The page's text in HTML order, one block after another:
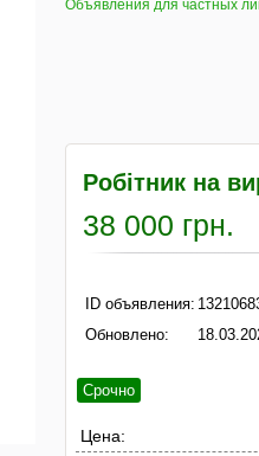
Объявления для частных
Робітник на
38 000 грн.
ID объявления:
Обновлено:
Срочно
Цена: